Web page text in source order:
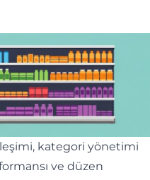
kategori yönetimi
ve düzen